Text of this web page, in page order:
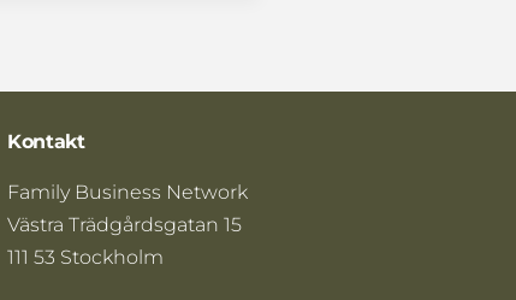
Kontakt
Family Business Network
Västra Trädgårdsgatan 15
111 53 Stockholm